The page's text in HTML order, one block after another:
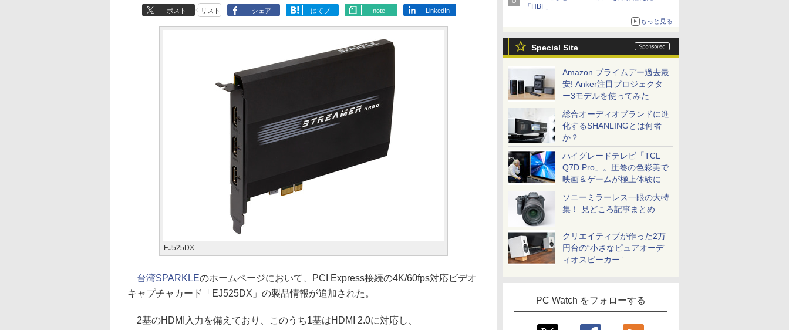
「HBF」
もっと見る
Special Site
Amazon プライムデー過去最
安! Anker注目プロジェクタ
ー3モデルを使ってみた
総合オーディオブランドに進
化するSHANLINGとは何者
か？
ハイグレードテレビ「TCL
Q7D Pro」。圧巻の色彩美で
映画＆ゲームが極上体験に
ソニーミラーレス一眼の大特
集！ 見どころ記事まとめ
クリエイティブが作った2万
円台の“小さなピュアオーデ
ィオスピーカー”
PC Watch をフォローする
ポスト リスト シェア はてブ note LinkedIn
EJ525DX
台湾SPARKLEのホームページにおいて、PCI Express接続の4K/60fps対応ビデオ
キャプチャカード「EJ525DX」の製品情報が追加された。
2基のHDMI入力を備えており、このうち1基はHDMI 2.0に対応し、